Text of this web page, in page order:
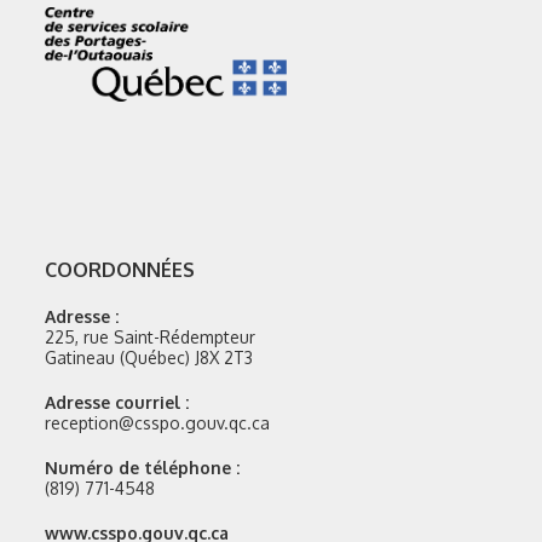
COORDONNÉES
Adresse :
225, rue Saint-Rédempteur
Gatineau (Québec) J8X 2T3
Adresse courriel :
reception@csspo.gouv.qc.ca
Numéro de téléphone :
(819) 771-4548
Site
www.csspo.gouv.qc.ca